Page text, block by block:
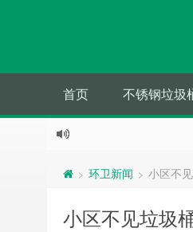
首页 不锈钢垃圾
> 环卫新闻 > 小区不
小区不见垃圾